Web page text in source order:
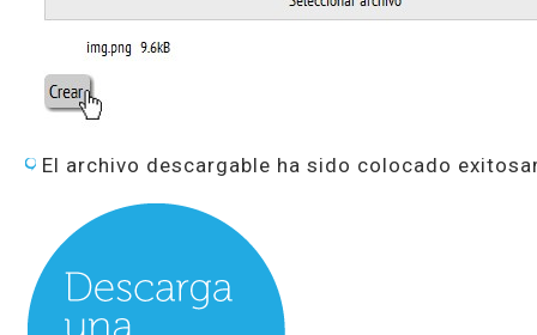
El archivo descargable ha sido colocado